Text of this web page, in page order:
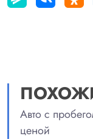
Авто с
ценой